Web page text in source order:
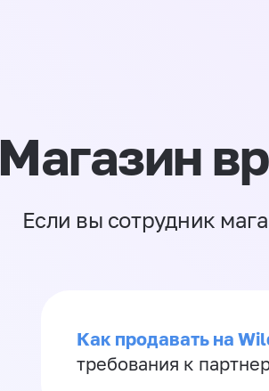
Магазин
Если вы сотрудник
Как продавать на
требования к